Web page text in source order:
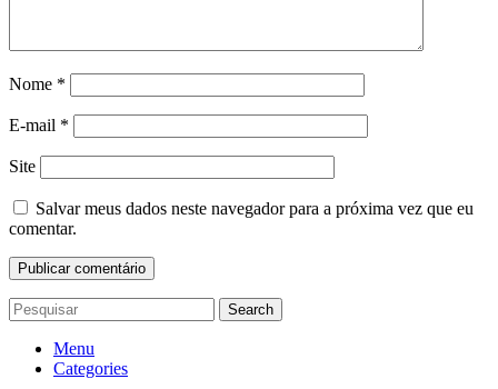
Nome *
E-mail *
Site
Salvar meus dados neste navegador para a próxima vez que eu
comentar.
Search
Menu
Categories